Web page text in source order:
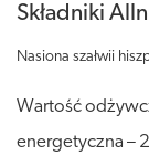
Składniki
Nasiona szałwii
Wartość
energetyczna –